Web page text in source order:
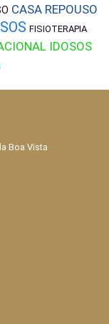
CASA REPOUSO
FISIOTERAPIA
IDOSOS
Boa Vista